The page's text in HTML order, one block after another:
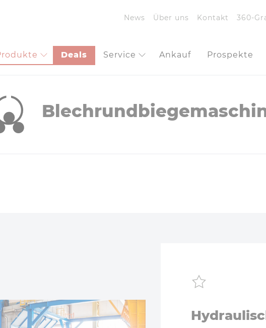
Deals Service Ankauf Prospekte
News Über uns Kontakt 360-